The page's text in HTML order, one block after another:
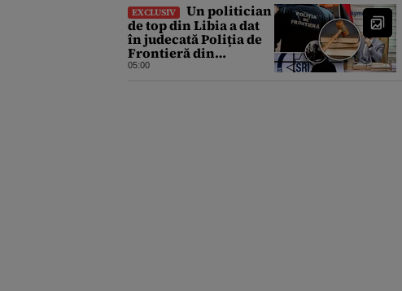
EXCLUSIV
Un politician
de top din Libia a dat
în judecată Poliția de
Frontieră din
România după ce SRI
05:00